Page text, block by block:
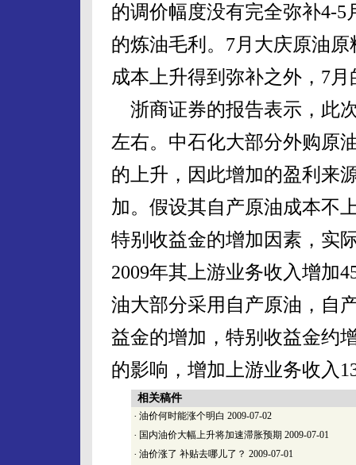
的调价幅度没有完全弥补4-
的炼油毛利。7月大庆原油
成本上升得到弥补之外，7
浙商证券的报告表示，此
左右。中石化大部分外购原
的上升，因此增加的盈利来
加。假设其自产原油成本不
特别收益金的增加因素，实
2009年其上游业务收入增加
油大部分采用自产原油，自
益金的增加，特别收益金约
的影响，增加上游业务收入
相关稿件
· 油价何时能涨个明白 2009-07-02
· 国内油价大幅上升将加速滞胀预期 2009-07-01
· 油价涨了 补贴去哪儿了？ 2009-07-01